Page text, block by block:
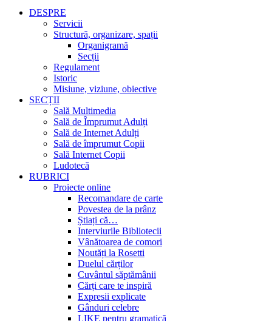
DESPRE
Servicii
Structură, organizare, spații
Organigramă
Secții
Regulament
Istoric
Misiune, viziune, obiective
SECȚII
Sală Multimedia
Sală de Împrumut Adulți
Sală de Internet Adulți
Sală de împrumut Copii
Sală Internet Copii
Ludotecă
RUBRICI
Proiecte online
Recomandare de carte
Povestea de la prânz
Știați că…
Interviurile Bibliotecii
Vânătoarea de comori
Noutăți la Rosetti
Duelul cărților
Cuvântul săptămânii
Cărți care te inspiră
Expresii explicate
Gânduri celebre
LIKE pentru gramatică